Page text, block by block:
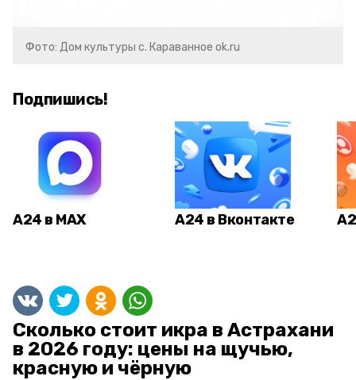
Фото: Дом культуры с. Караванное ok.ru
Подпишись!
А24 в MAX А24 в Вконтакте
Сколько стоит икра в Астрахани
в 2026 году: цены на щучью,
красную и чёрную